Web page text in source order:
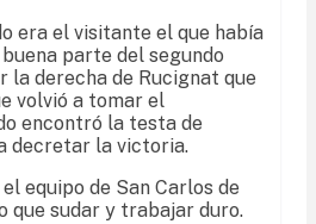
era el visitante el que había
parte del segundo
la derecha de Rucignat que
volvió a tomar el
encontró la testa de
decretar la victoria.
equipo de San Carlos de
que sudar y trabajar duro.